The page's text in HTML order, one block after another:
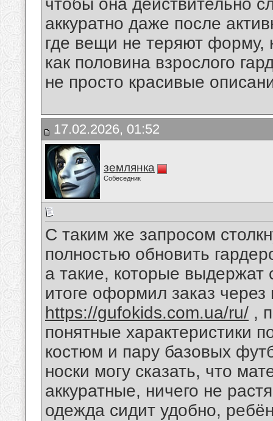
чтобы она действительно
аккуратно даже после
где вещи не теряют форму,
как половина взрослого
не просто красивые
17.02.2026, 01:52
землянка
Собеседник
С таким же запросом
полностью обновить
а такие, которые выдержат
итоге оформил заказ
https://gufokids.com.ua/ru/ ,
понятные характеристики
костюм и пару базовых
носки могу сказать, что
аккуратные, ничего не
одежда сидит удобно,